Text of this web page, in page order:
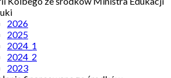
2026
2025
2024_1
2024_2
2023